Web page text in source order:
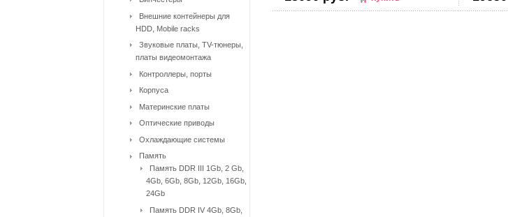
Внешние контейнеры для
HDD, Mobile racks
Звуковые платы, TV-тюнеры,
платы видеомонтажа
Контроллеры, порты
Корпуса
Материнские платы
Оптические приводы
Охлаждающие системы
Память
Память DDR III 1Gb, 2 Gb,
4Gb, 6Gb, 8Gb, 12Gb, 16Gb,
24Gb
Память DDR IV 4Gb, 8Gb,